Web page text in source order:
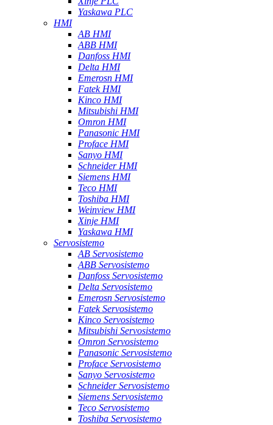
Yaskawa PLC
HMI
AB HMI
ABB HMI
Danfoss HMI
Delta HMI
Emerosn HMI
Fatek HMI
Kinco HMI
Mitsubishi HMI
Omron HMI
Panasonic HMI
Proface HMI
Sanyo HMI
Schneider HMI
Siemens HMI
Teco HMI
Toshiba HMI
Weinview HMI
Xinje HMI
Yaskawa HMI
Servosistemo
AB Servosistemo
ABB Servosistemo
Danfoss Servosistemo
Delta Servosistemo
Emerosn Servosistemo
Fatek Servosistemo
Kinco Servosistemo
Mitsubishi Servosistemo
Omron Servosistemo
Panasonic Servosistemo
Proface Servosistemo
Sanyo Servosistemo
Schneider Servosistemo
Siemens Servosistemo
Teco Servosistemo
Toshiba Servosistemo